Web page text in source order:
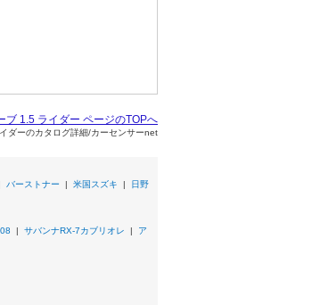
ブ 1.5 ライダー ページのTOPへ
ダーのカタログ詳細/カーセンサーnet
バーストナー | 米国スズキ | 日野
| サバンナRX-7カブリオレ | ア